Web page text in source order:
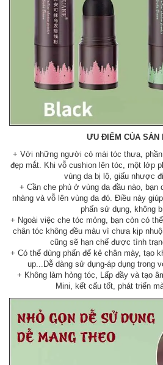
ƯU ĐIỂM CỦA SẢN
+ Với những người có mái tóc thưa,
đẹp mắt. Khi vỗ cushion lên tóc, một lớp
vùng da bị lộ, giấu nhược
+ Cần che phủ ở vùng da đầu nào, bạn
nhàng và vỗ lên vùng da đó. Điều này
phấn sử dụng, không
+ Ngoài việc che tóc mỏng, bạn còn có
chân tóc không đều màu vì chưa kịp
cũng sẽ hạn chế được tình
+ Có thể dùng phấn để kẻ chân mày, tạo
up...Dễ dàng sử dụng-áp dụng trong
+ Không làm hỏng tóc, Lấp đầy và tạo
Mini, kết cấu tốt, phát triển